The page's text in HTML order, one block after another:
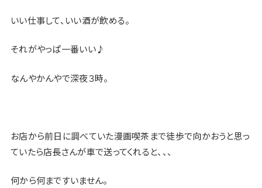
いい仕事して、いい酒が飲める。
それがやっぱ一番いい♪
なんやかんやで深夜３時。
お店から前日に調べていた漫画喫茶まで徒歩で向かおうと思っ
ていたら店長さんが車で送ってくれると、、、
何から何まですいません。